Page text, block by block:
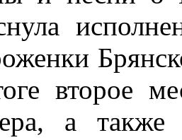
второе
а также